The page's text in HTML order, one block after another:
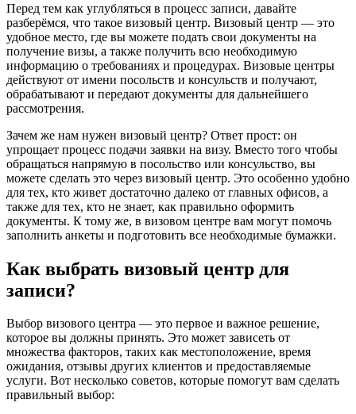
Перед тем как углубляться в процесс записи, давайте
разберёмся, что такое визовый центр. Визовый центр — это
удобное место, где вы можете подать свои документы на
получение визы, а также получить всю необходимую
информацию о требованиях и процедурах. Визовые центры
действуют от имени посольств и консульств и получают,
обрабатывают и передают документы для дальнейшего
рассмотрения.
Зачем же нам нужен визовый центр? Ответ прост: он
упрощает процесс подачи заявки на визу. Вместо того чтобы
обращаться напрямую в посольство или консульство, вы
можете сделать это через визовый центр. Это особенно удобно
для тех, кто живет достаточно далеко от главных офисов, а
также для тех, кто не знает, как правильно оформить
документы. К тому же, в визовом центре вам могут помочь
заполнить анкеты и подготовить все необходимые бумажки.
Как выбрать визовый центр для
записи?
Выбор визового центра — это первое и важное решение,
которое вы должны принять. Это может зависеть от
множества факторов, таких как местоположение, время
ожидания, отзывы других клиентов и предоставляемые
услуги. Вот несколько советов, которые помогут вам сделать
правильный выбор: